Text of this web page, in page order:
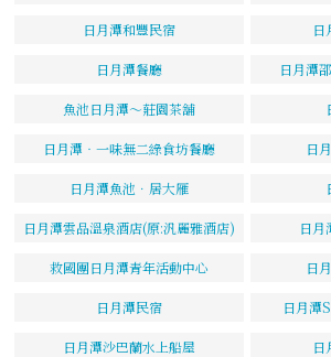
日月潭和豐民宿
日月潭餐廳 日月潭
魚池日月潭～莊園茶舖
日月潭‧一味無二綠食坊餐廳 日
日月潭魚池．居大雁
日月潭雲品溫泉酒店(原:汎麗雅酒店) 日月
救國團日月潭青年活動中心 日
日月潭民宿 日月潭
日月潭沙巴蘭水上船屋 日